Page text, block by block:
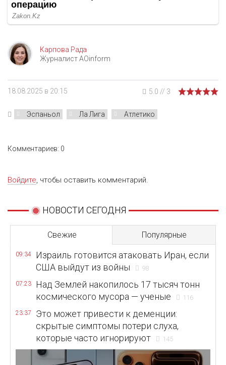
Карпова Рада
Журналист AOinform
18.08.2025 в 20:15 5.0 // 3
Эспаньол Ла Лига Атлетико
Комментариев: 0
Войдите, чтобы оставить комментарий.
НОВОСТИ СЕГОДНЯ
Свежие Популярные
09:34
Израиль готовится атаковать Иран, если
США выйдут из войны
98
07:23
Над Землей накопилось 17 тысяч тонн
космического мусора — ученые
116
23:37
Это может привести к деменции:
скрытые симптомы потери слуха,
которые часто игнорируют
145